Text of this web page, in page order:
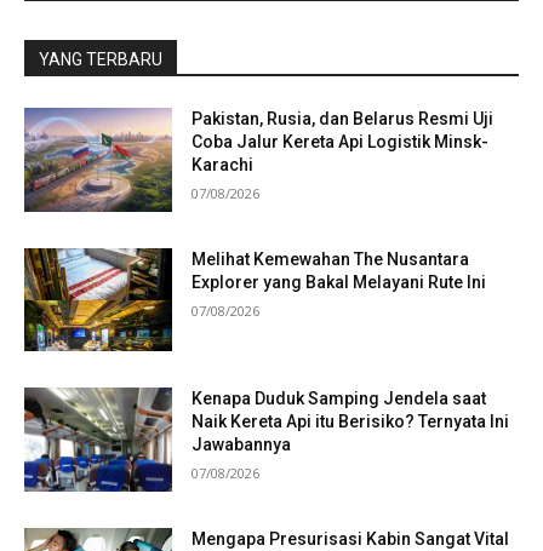
YANG TERBARU
Pakistan, Rusia, dan Belarus Resmi Uji
Coba Jalur Kereta Api Logistik Minsk-
Karachi
07/08/2026
Melihat Kemewahan The Nusantara
Explorer yang Bakal Melayani Rute Ini
07/08/2026
Kenapa Duduk Samping Jendela saat
Naik Kereta Api itu Berisiko? Ternyata Ini
Jawabannya
07/08/2026
Mengapa Presurisasi Kabin Sangat Vital